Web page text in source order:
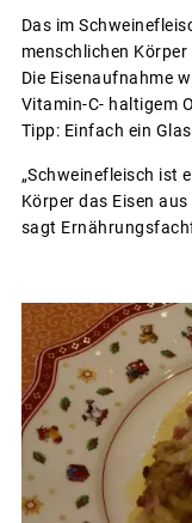
Das im
menschlichen
Die Eisenaufnahme
Vitamin-C- haltigem
Tipp: Einfach ein
„Schweinefleisch ist
Körper das Eisen
sagt